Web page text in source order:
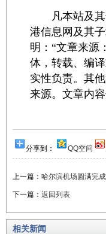
凡本站及其
港信息网及其
明：“文章来源
体，转载、编
实性负责。其
来源。文章内
分享到： QQ空间
上一篇： 哈尔滨机场圆满完
下一篇： 返回列表
相关新闻